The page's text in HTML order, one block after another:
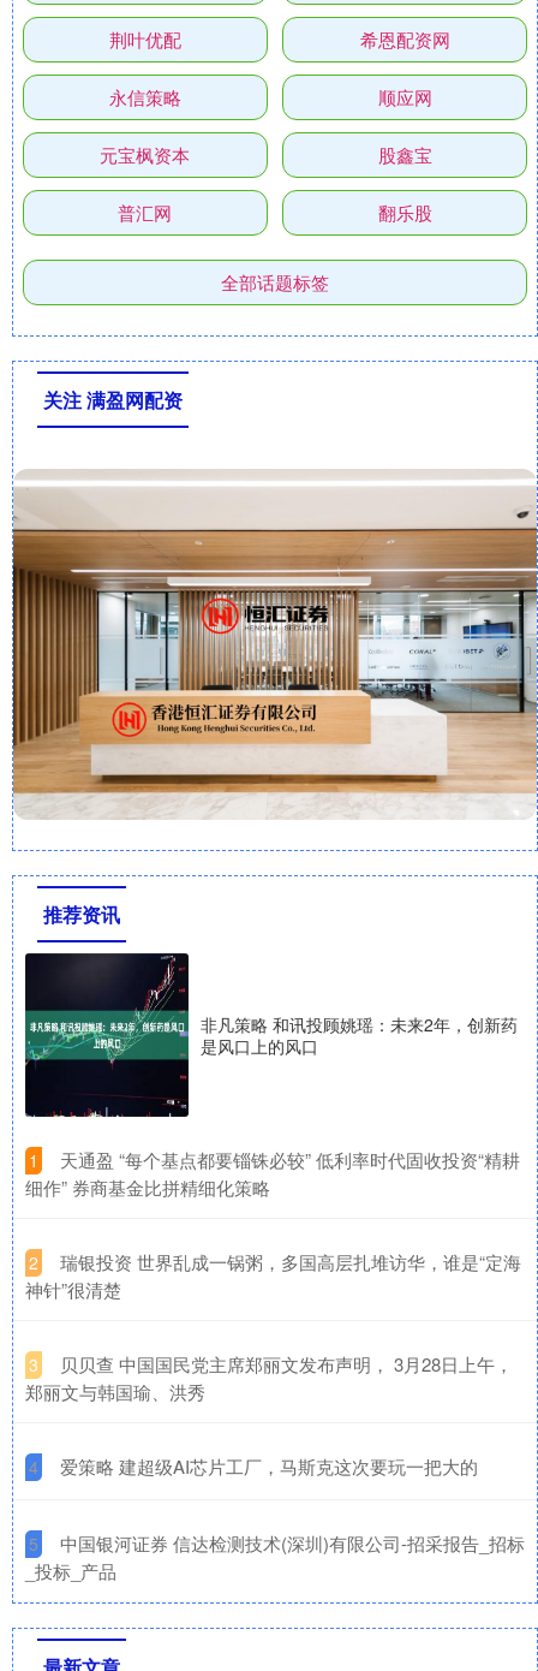
荆叶优配 希恩配资网
永信策略 顺应网
元宝枫资本 股鑫宝
普汇网 翻乐股
全部话题标签
关注 满盈网配资
推荐资讯
非凡策略 和讯投顾姚瑶：未来2年，创新药
是风口上的风口
1
​天通盈 “每个基点都要锱铢必较” 低利率时代固收投资“精耕
细作” 券商基金比拼精细化策略
2
​瑞银投资 世界乱成一锅粥，多国高层扎堆访华，谁是“定海
神针”很清楚
3
​贝贝查 中国国民党主席郑丽文发布声明， 3月28日上午，
郑丽文与韩国瑜、洪秀
4 ​爱策略 建超级AI芯片工厂，马斯克这次要玩一把大的
5
​中国银河证券 信达检测技术(深圳)有限公司-招采报告_招标
_投标_产品